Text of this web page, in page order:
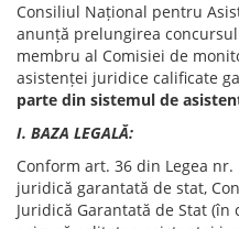
Consiliul Național pentru
anunță prelungirea
membru al Comisiei de
asistenței juridice calificate
parte din sistemul de
I. BAZA LEGALĂ:
Conform art. 36 din Legea
juridică garantată de stat,
Juridică Garantată de Stat